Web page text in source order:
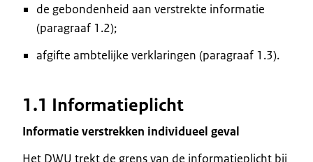
de gebondenheid aan verstrekte informatie
(paragraaf 1.2);
afgifte ambtelijke verklaringen (paragraaf 1.3).
1.1 Informatieplicht
Informatie verstrekken individueel geval
Het DWU trekt de grens van de informatieplicht bij